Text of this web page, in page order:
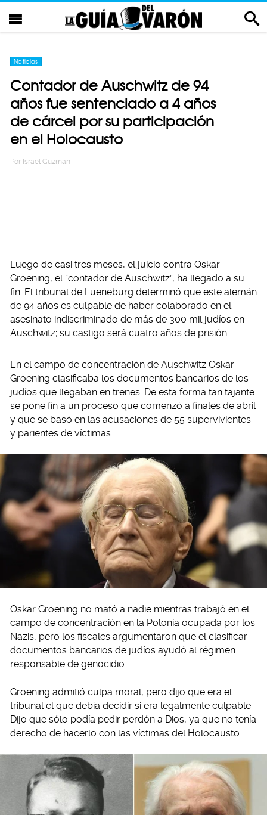
Noticias
Contador de Auschwitz de 94
años fue sentenciado a 4 años
de cárcel por su participación
en el Holocausto
Por Israel Guzman
Luego de casi tres meses, el juicio contra Oskar
Groening, el “contador de Auschwitz”, ha llegado a su
fin. El tribunal de Lueneburg determinó que este alemán
de 94 años es culpable de haber colaborado en el
asesinato indiscriminado de más de 300 mil judíos en
Auschwitz; su castigo será cuatro años de prisión…
En el campo de concentración de Auschwitz Oskar
Groening clasificaba los documentos bancarios de los
judíos que llegaban en trenes. De esta forma tan tajante
se pone fin a un proceso que comenzó a finales de abril
y que se basó en las acusaciones de 55 supervivientes
y parientes de víctimas.
Oskar Groening no mató a nadie mientras trabajó en el
campo de concentración en la Polonia ocupada por los
Nazis, pero los fiscales argumentaron que el clasificar
documentos bancarios de judíos ayudó al régimen
responsable de genocidio.
Groening admitió culpa moral, pero dijo que era el
tribunal el que debía decidir si era legalmente culpable.
Dijo que sólo podía pedir perdón a Dios, ya que no tenía
derecho de hacerlo con las víctimas del Holocausto.